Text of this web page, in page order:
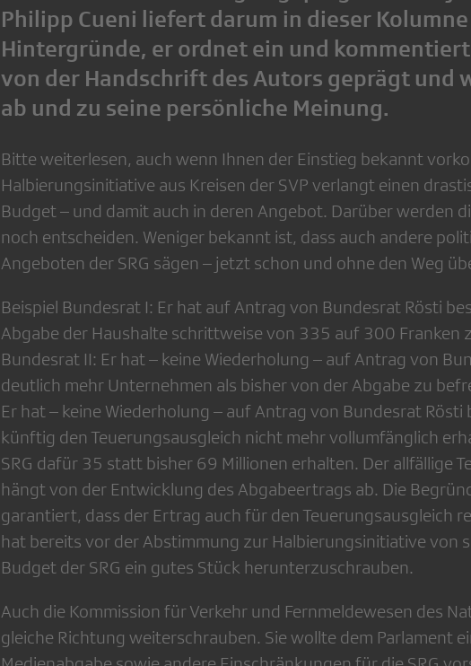
Philipp Cueni liefert darum in dieser
Hintergründe, er ordnet ein und
von der Handschrift des Autors geprägt und
ab und zu seine persönliche Meinung.
Bitte weiterlesen, auch wenn Ihnen der Einstieg bekannt
Halbierungsinitiative aus Kreisen der SVP verlangt einen
Budget – und damit auch in deren Angebot. Darüber werden
noch entscheiden. Weniger bekannt ist, dass auch andere
Angeboten der SRG sägen – jetzt schon und ohne den Weg
Beispiel Bundesrat I: Er hat auf Antrag von Bundesrat Rösti
Abgabe der Haushalte schrittweise von 335 auf 300 Franken
Bundesrat II: Er hat – keine Wiederholung – auf Antrag von
deutlich mehr Unternehmen als bisher von der Abgabe zu
Er hat – keine Wiederholung – auf Antrag von Bundesrat Rösti
künftig den Teuerungsausgleich nicht mehr vollumfänglich
SRG dafür 35 statt bisher 69 Millionen erhalten. Der allfällige
hängt von der Entwicklung des Abgabeertrags ab. Die
garantiert, dass der Ertrag auch für den Teuerungsausgleich
hat bereits vor der Abstimmung zur Halbierungsinitiative von
Budget der SRG ein gutes Stück herunterzuschrauben.
Auch die Kommission für Verkehr und Fernmeldewesen des
gleiche Richtung weiterschrauben. Sie wollte dem Parlament